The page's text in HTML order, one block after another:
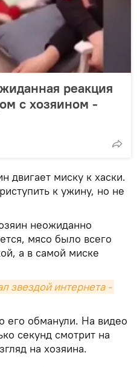
реакция
с хозяином -
двигает миску к хаски.
к ужину, но не
неожиданно
мясо было всего
а в самой миске
звездой интернета -
его обманули. На видео
секунд смотрит на
на хозяина.